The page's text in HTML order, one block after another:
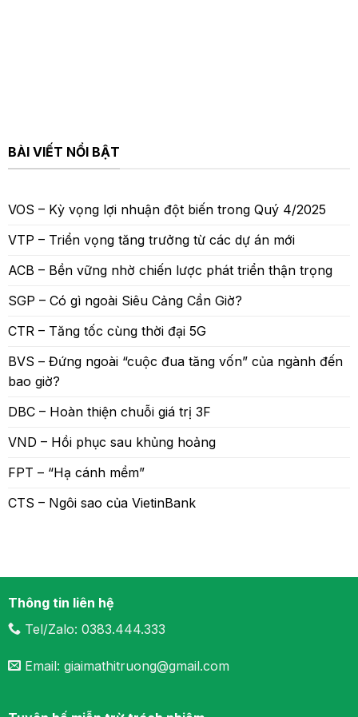
BÀI VIẾT NỔI BẬT
VOS – Kỳ vọng lợi nhuận đột biến trong Quý 4/2025
VTP – Triển vọng tăng trưởng từ các dự án mới
ACB – Bền vững nhờ chiến lược phát triển thận trọng
SGP – Có gì ngoài Siêu Cảng Cần Giờ?
CTR – Tăng tốc cùng thời đại 5G
BVS – Đứng ngoài “cuộc đua tăng vốn” của ngành đến
bao giờ?
DBC – Hoàn thiện chuỗi giá trị 3F
VND – Hồi phục sau khủng hoảng
FPT – “Hạ cánh mềm”
CTS – Ngôi sao của VietinBank
Thông tin liên hệ
Tel/Zalo: 0383.444.333
Email: giaimathitruong@gmail.com